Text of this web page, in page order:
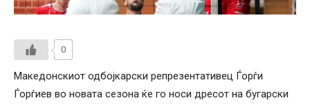
0
Македонскиот одбојкарски репрезентативец Ѓорѓи
Ѓорѓиев во новата сезона ќе го носи дресот на бугарски